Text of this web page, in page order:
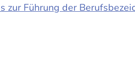
Führung der